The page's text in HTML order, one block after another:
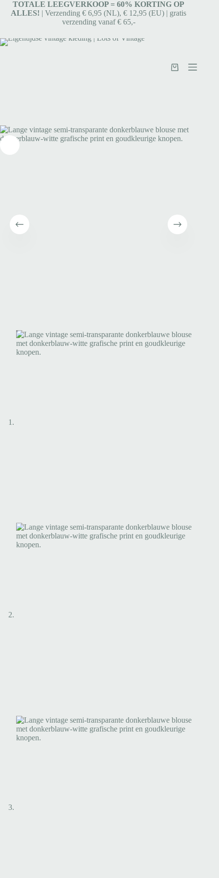
TOTALE LEEGVERKOOP = 60% KORTING OP
ALLES! | Verzending € 6,95 (NL), € 12,95 (EU) | gratis
verzending vanaf € 65,-